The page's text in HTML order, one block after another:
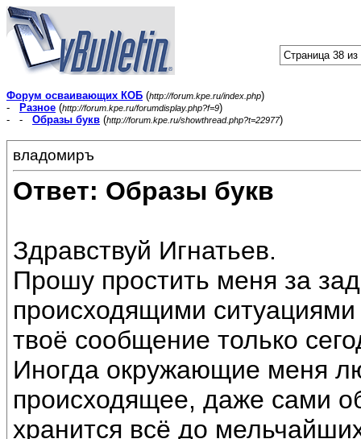
Страница 38 из
Форум осваивающих КОБ (http://forum.kpe.ru/index.php)
-
Разное (http://forum.kpe.ru/forumdisplay.php?f=9)
- - Образы букв (http://forum.kpe.ru/showthread.php?t=22977)
владомиръ
Ответ: Образы букв
Здравствуй Игнатьев.
Прошу простить меня за
происходящими
твоё сообщение только
Иногда окружающие меня
происходящее, даже сами
хранится всё до